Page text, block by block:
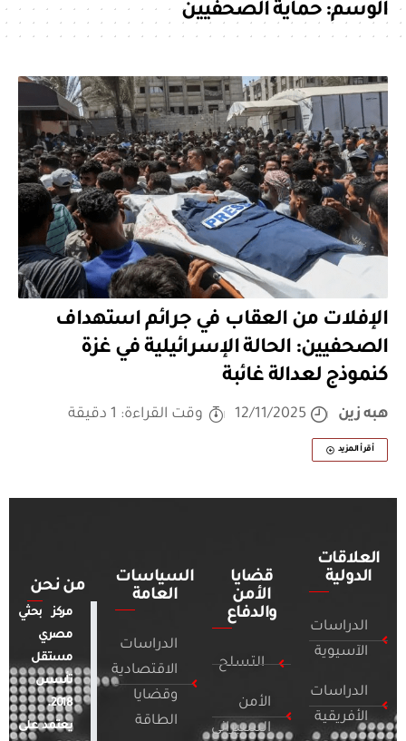
الوسم:حماية الصحفيين
الإفلات من العقاب في جرائم استهداف
الصحفيين: الحالة الإسرائيلية في غزة
كنموذج لعدالة غائبة
هبه زين 12/11/2025 وقت القراءة: 1 دقيقة
أقرأ المزيد
العلاقات
الدولية
الدراسات
الآسيوية
الدراسات
الأفريقية
قضايا
الأمن
والدفاع
التسلح
الأمن
السيبراني
السياسات
العامة
الدراسات
الاقتصادية
وقضايا
الطاقة
من نحن
مركز بحثي
مصري
مستقل
تأسس
2018.
يعتمد على